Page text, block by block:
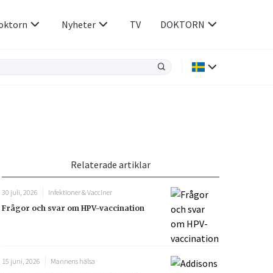
Rökavvänjning
Rörelseapparaten
Sex & Samliv
Sömn & Stress
Nyheter TV DOKTORN
Relaterade artiklar
30 juli, 2026
Infektioner & Vacciner
Frågor och svar om HPV-vaccination
15 juni, 2026
Mannens hälsa